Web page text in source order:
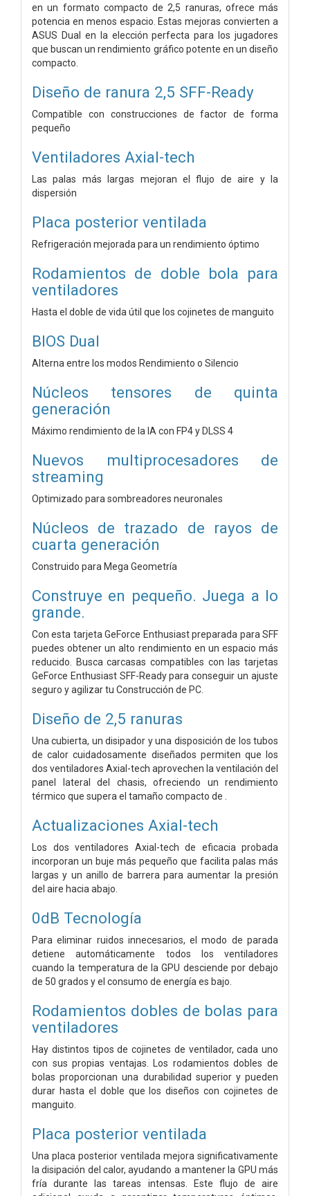
en un formato compacto de 2,5 ranuras, ofrece más
potencia en menos espacio. Estas mejoras convierten a
ASUS Dual en la elección perfecta para los jugadores
que buscan un rendimiento gráfico potente en un diseño
compacto.
Diseño de ranura 2,5 SFF-Ready
Compatible con construcciones de factor de forma
pequeño
Ventiladores Axial-tech
Las palas más largas mejoran el flujo de aire y la
dispersión
Placa posterior ventilada
Refrigeración mejorada para un rendimiento óptimo
Rodamientos de doble bola para
ventiladores
Hasta el doble de vida útil que los cojinetes de manguito
BIOS Dual
Alterna entre los modos Rendimiento o Silencio
Núcleos tensores de quinta
generación
Máximo rendimiento de la IA con FP4 y DLSS 4
Nuevos multiprocesadores de
streaming
Optimizado para sombreadores neuronales
Núcleos de trazado de rayos de
cuarta generación
Construido para Mega Geometría
Construye en pequeño. Juega a lo
grande.
Con esta tarjeta GeForce Enthusiast preparada para SFF
puedes obtener un alto rendimiento en un espacio más
reducido. Busca carcasas compatibles con las tarjetas
GeForce Enthusiast SFF-Ready para conseguir un ajuste
seguro y agilizar tu Construcción de PC.
Diseño de 2,5 ranuras
Una cubierta, un disipador y una disposición de los tubos
de calor cuidadosamente diseñados permiten que los
dos ventiladores Axial-tech aprovechen la ventilación del
panel lateral del chasis, ofreciendo un rendimiento
térmico que supera el tamaño compacto de .
Actualizaciones Axial-tech
Los dos ventiladores Axial-tech de eficacia probada
incorporan un buje más pequeño que facilita palas más
largas y un anillo de barrera para aumentar la presión
del aire hacia abajo.
0dB Tecnología
Para eliminar ruidos innecesarios, el modo de parada
detiene automáticamente todos los ventiladores
cuando la temperatura de la GPU desciende por debajo
de 50 grados y el consumo de energía es bajo.
Rodamientos dobles de bolas para
ventiladores
Hay distintos tipos de cojinetes de ventilador, cada uno
con sus propias ventajas. Los rodamientos dobles de
bolas proporcionan una durabilidad superior y pueden
durar hasta el doble que los diseños con cojinetes de
manguito.
Placa posterior ventilada
Una placa posterior ventilada mejora significativamente
la disipación del calor, ayudando a mantener la GPU más
fría durante las tareas intensas. Este flujo de aire